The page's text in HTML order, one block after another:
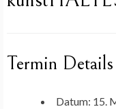
Termin Details
Datum: 15.